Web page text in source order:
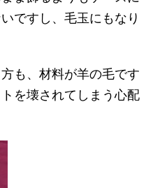
ですし、毛玉にもなり
も、材料が羊の毛です
を壊されてしまう心配